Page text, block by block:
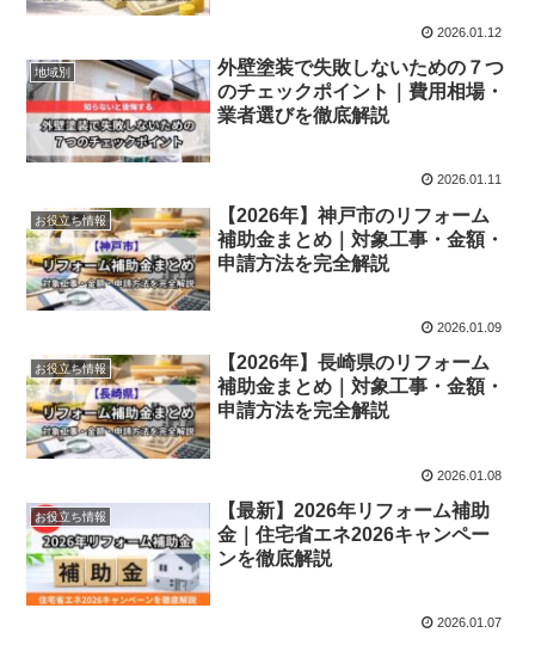
2026.01.12
地域別
外壁塗装で失敗しないための７つ
のチェックポイント｜費用相場・
業者選びを徹底解説
2026.01.11
お役立ち情報
【2026年】神戸市のリフォーム
補助金まとめ｜対象工事・金額・
申請方法を完全解説
2026.01.09
お役立ち情報
【2026年】長崎県のリフォーム
補助金まとめ｜対象工事・金額・
申請方法を完全解説
2026.01.08
お役立ち情報
【最新】2026年リフォーム補助
金｜住宅省エネ2026キャンペー
ンを徹底解説
2026.01.07